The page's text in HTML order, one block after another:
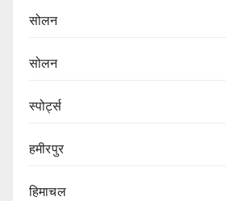
सोलन
सोलन
स्पोर्ट्स
हमीरपुर
हिमाचल